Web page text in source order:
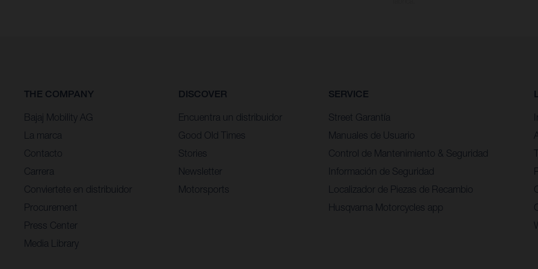
THE COMPANY
Bajaj Mobility AG
La marca
Contacto
Carrera
Conviertete en distribuidor
Procurement
Press Center
Media Library
DISCOVER
Encuentra un distribuidor
Good Old Times
Stories
Newsletter
Motorsports
SERVICE
Street Garantía
Manuales de Usuario
Control de Mantenimiento & Seguridad
Información de Seguridad
Localizador de Piezas de Recambio
Husqvarna Motorcycles app